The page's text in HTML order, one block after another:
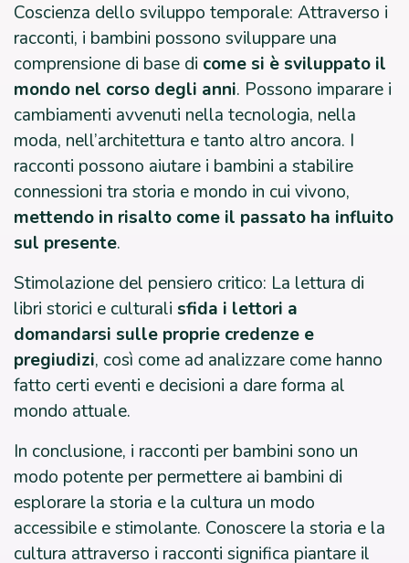
Coscienza dello sviluppo temporale: Attraverso i
racconti, i bambini possono sviluppare una
comprensione di base di come si è sviluppato il
mondo nel corso degli anni. Possono imparare i
cambiamenti avvenuti nella tecnologia, nella
moda, nell’architettura e tanto altro ancora. I
racconti possono aiutare i bambini a stabilire
connessioni tra storia e mondo in cui vivono,
mettendo in risalto come il passato ha influito
sul presente.
Stimolazione del pensiero critico: La lettura di
libri storici e culturali sfida i lettori a
domandarsi sulle proprie credenze e
pregiudizi, così come ad analizzare come hanno
fatto certi eventi e decisioni a dare forma al
mondo attuale.
In conclusione, i racconti per bambini sono un
modo potente per permettere ai bambini di
esplorare la storia e la cultura un modo
accessibile e stimolante. Conoscere la storia e la
cultura attraverso i racconti significa piantare il